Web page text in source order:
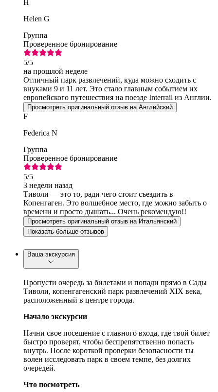
H
Helen G
Группа
Проверенное бронирование
5/5
на прошлой неделе
Отличный парк развлечений, куда можно сходить с
внуками 9 и 11 лет. Это стало главным событием их
европейского путешествия на поезде Interrail из Англии.
Просмотреть оригинальный отзыв на Английский
F
Federica N
Группа
Проверенное бронирование
5/5
3 недели назад
Тиволи — это то, ради чего стоит съездить в
Копенгаген. Это волшебное место, где можно забыть о
времени и просто дышать... Очень рекомендую!!
Просмотреть оригинальный отзыв на Итальянский
Показать больше отзывов
Ваша экскурсия
Пропусти очередь за билетами и попади прямо в Сады
Тиволи, копенгагенский парк развлечений XIX века,
расположенный в центре города.
Начало экскурсии
Начни свое посещение с главного входа, где твой билет
быстро проверят, чтобы беспрепятственно попасть
внутрь. После короткой проверки безопасности ты
волен исследовать парк в своем темпе, без долгих
очередей.
Что посмотреть